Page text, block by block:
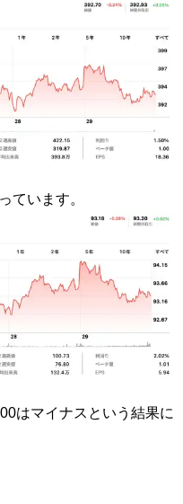
ています。
はマイナスという結果に